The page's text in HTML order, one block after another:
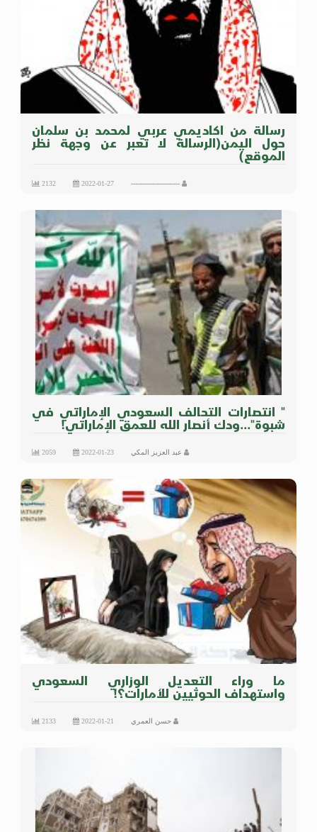
رسالة من اكاديمي عربي لمحمد بن سلمان
حول اليمن(الرسالة لا تعبر عن وجهة نظر
الموقع)
-----------------------
2022-01-27
2132
" انتصارات التحالف السعودي الإماراتي في
شبوة"...ودك أنصار الله للعمق الإماراتي!
عبد العزيز المكي 2022-01-23
2059
ما وراء التعديل الوزاري السعودي
واستهداف الحوثيين للأمارات؟!
حسن العمري 2022-01-21
2133